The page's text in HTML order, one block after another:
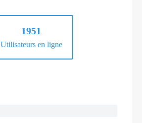
1951
Utilisateurs en ligne